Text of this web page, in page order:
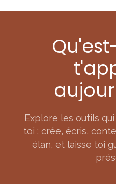
Explore les outils
toi : crée, écris,
élan, et laisse toi